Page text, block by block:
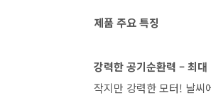
제품 주요 특징
강력한 공기순환력 – 최
작지만 강력한 모터! 날씨